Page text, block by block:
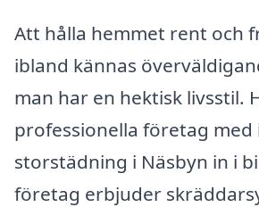
Att hålla hemmet rent och
ibland kännas
man har en hektisk livsstil.
professionella företag
storstädning i Näsbyn in i
företag erbjuder